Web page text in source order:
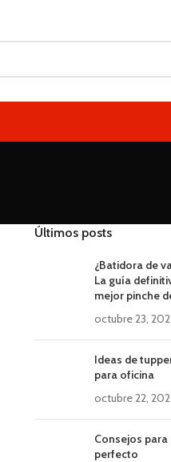
Últimos posts
¿Batidora de
La guía
mejor pinche
octubre 23,
Ideas de
para oficina
octubre 22,
Consejos
perfecto